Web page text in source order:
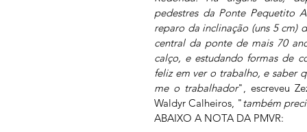
pedestres da Ponte Pequetito
reparo da inclinação (uns 5 cm)
central da ponte de mais 70
calço, e estudando formas de
feliz em ver o trabalho, e saber
me o trabalhador", escreveu
Waldyr Calheiros, "também
ABAIXO A NOTA DA PMVR: